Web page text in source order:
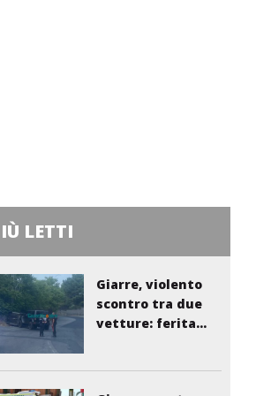
LETTI
Giarre, violento
scontro tra due
vetture: ferita...